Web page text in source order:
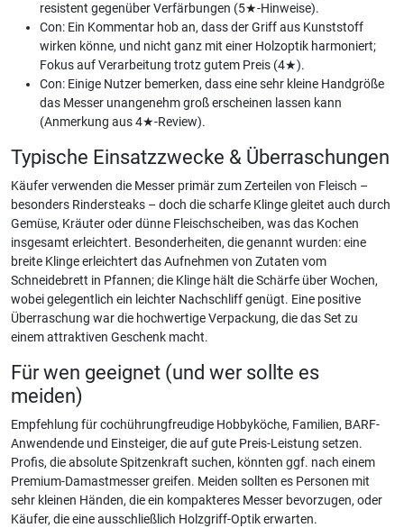
resistent gegenüber Verfärbungen (5★-Hinweise).
Con: Ein Kommentar hob an, dass der Griff aus Kunststoff
wirken könne, und nicht ganz mit einer Holzoptik harmoniert;
Fokus auf Verarbeitung trotz gutem Preis (4★).
Con: Einige Nutzer bemerken, dass eine sehr kleine Handgröße
das Messer unangenehm groß erscheinen lassen kann
(Anmerkung aus 4★-Review).
Typische Einsatzzwecke & Überraschungen
Käufer verwenden die Messer primär zum Zerteilen von Fleisch –
besonders Rindersteaks – doch die scharfe Klinge gleitet auch durch
Gemüse, Kräuter oder dünne Fleischscheiben, was das Kochen
insgesamt erleichtert. Besonderheiten, die genannt wurden: eine
breite Klinge erleichtert das Aufnehmen von Zutaten vom
Schneidebrett in Pfannen; die Klinge hält die Schärfe über Wochen,
wobei gelegentlich ein leichter Nachschliff genügt. Eine positive
Überraschung war die hochwertige Verpackung, die das Set zu
einem attraktiven Geschenk macht.
Für wen geeignet (und wer sollte es
meiden)
Empfehlung für cochührungfreudige Hobbyköche, Familien, BARF-
Anwendende und Einsteiger, die auf gute Preis-Leistung setzen.
Profis, die absolute Spitzenkraft suchen, könnten ggf. nach einem
Premium-Damastmesser greifen. Meiden sollten es Personen mit
sehr kleinen Händen, die ein kompakteres Messer bevorzugen, oder
Käufer, die eine ausschließlich Holzgriff-Optik erwarten.